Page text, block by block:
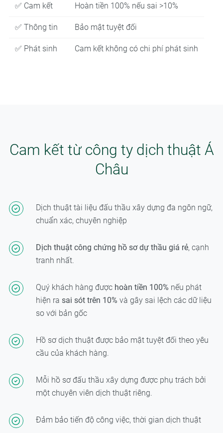
✅ Cam kết Hoàn tiền 100% nếu sai >10%
✅ Thông tin Bảo mật tuyệt đối
✅ Phát sinh Cam kết không có chi phí phát sinh
Cam kết từ công ty dịch thuật Á
Châu
Dịch thuật tài liệu đấu thầu xây dựng đa ngôn ngữ,
chuẩn xác, chuyên nghiệp
Dịch thuật công chứng hồ sơ dự thầu giá rẻ, cạnh
tranh nhất.
Quý khách hàng được hoàn tiền 100% nếu phát
hiện ra sai sót trên 10% và gây sai lệch các dữ liệu
so với bản gốc
Hồ sơ dịch thuật được bảo mật tuyệt đối theo yêu
cầu của khách hàng.
Mỗi hồ sơ đấu thầu xây dựng được phụ trách bởi
một chuyên viên dịch thuật riêng.
Đảm bảo tiến độ công việc, thời gian dịch thuật